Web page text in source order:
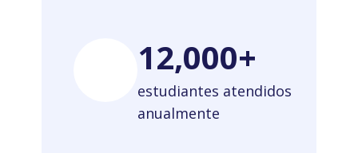
12,000+
estudiantes atendidos
anualmente